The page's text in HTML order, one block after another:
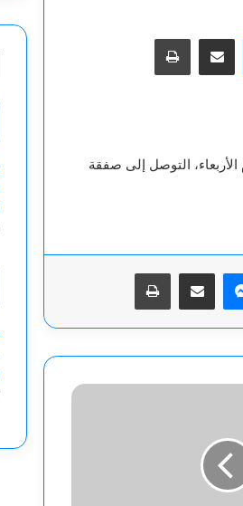
ماسنجرمشاركة عبر البريد طباعة
التوصل إلى صفقة
ماسنجرمشاركة عبر البريد طباعة